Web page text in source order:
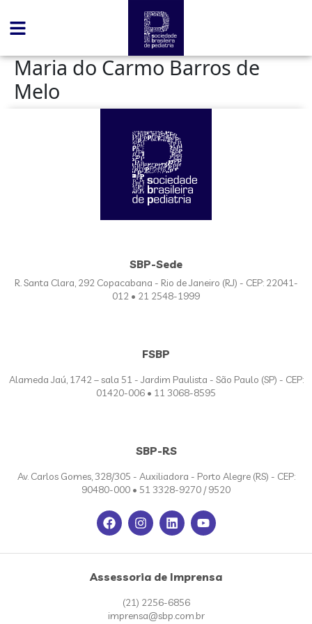
Maria do Carmo Barros de
Melo
SBP-Sede
R. Santa Clara, 292 Copacabana - Rio de Janeiro (RJ) - CEP: 22041-
012 • 21 2548-1999
FSBP
Alameda Jaú, 1742 – sala 51 - Jardim Paulista - São Paulo (SP) - CEP:
01420-006 • 11 3068-8595
SBP-RS
Av. Carlos Gomes, 328/305 - Auxiliadora - Porto Alegre (RS) - CEP:
90480-000 • 51 3328-9270 / 9520
Assessoria de Imprensa
(21) 2256-6856
imprensa@sbp.com.br